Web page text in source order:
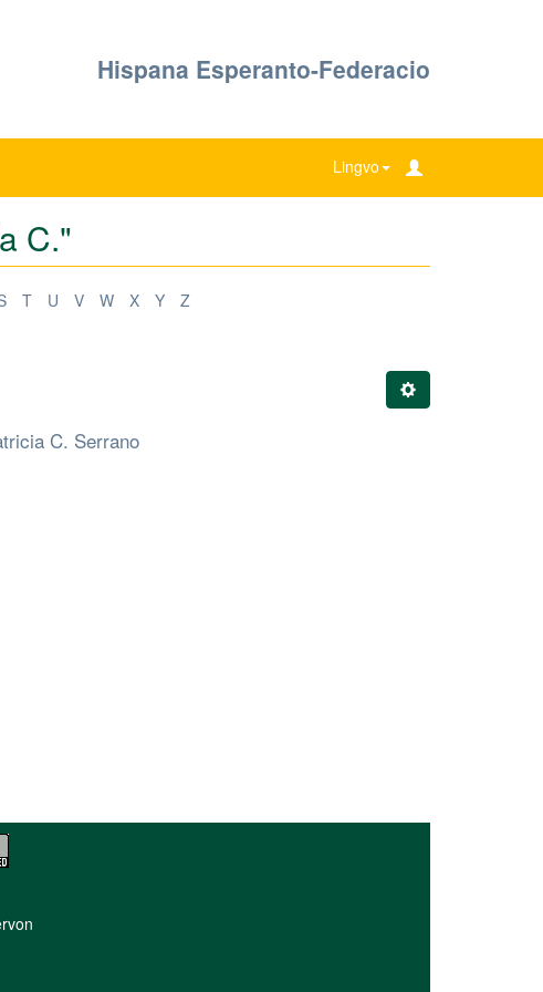
Hispana Esperanto-Federacio
Lingvo
C."
T U V W X Y
Z
C. Serrano